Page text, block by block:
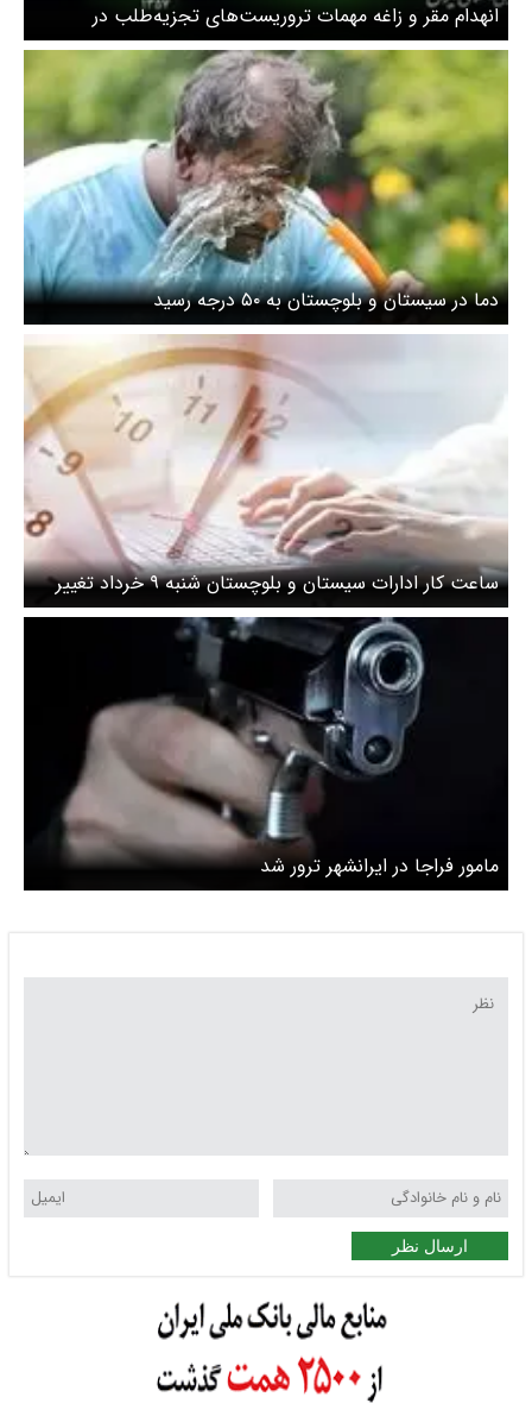
انهدام مقر و زاغه مهمات تروریست‌های تجزیه‌طلب در
عملیات مشترک وزارت اطلاعات و سپاه
دما در سیستان و بلوچستان به ۵۰ درجه رسید
ساعت کار ادارات سیستان و بلوچستان شنبه ۹ خرداد تغییر
کرد
مامور فراجا در ایرانشهر ترور شد
ارسال نظر